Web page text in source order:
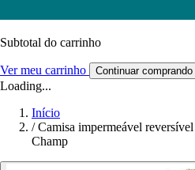
Subtotal do carrinho
Ver meu carrinho Continuar comprando
Loading...
Início
/ Camisa impermeável
Champ